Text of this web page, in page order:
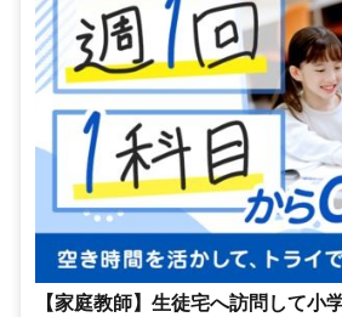
【家庭教師】生徒宅へ訪問して小